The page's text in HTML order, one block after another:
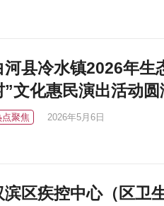
河县冷水镇2026年生
”文化惠民演出活动
点聚焦 2026年5月6日
滨区疾控中心（区卫